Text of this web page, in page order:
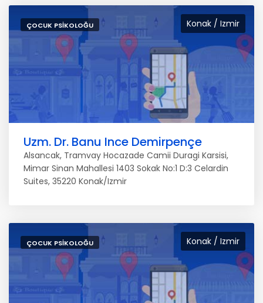
Konak / Izmir
ÇOCUK PSIKOLOĞU
Uzm. Dr. Banu Ince Demirpençe
Alsancak, Tramvay Hocazade Camii Duragi Karsisi,
Mimar Sinan Mahallesi 1403 Sokak No:1 D:3 Celardin
Suites, 35220 Konak/Izmir
Konak / Izmir
ÇOCUK PSIKOLOĞU